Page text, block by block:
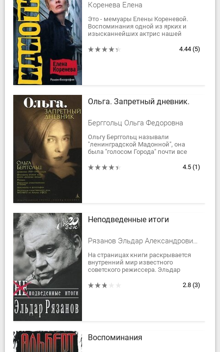
Коренева Елена
Это - мемуары Елены Кореневой.
Воспоминания одной из ярких и
изысканнейших актрис нашей
остроумные - и по-хорошему
4.44 (5)
Ольга. Запретный дневник.
Берггольц Ольга Федоровна
Ольгу Берггольц называли
"ленинградской Мадонной", она
была "голосом Города" почти все
истории Ленинградской эпопеи она
4.5 (1)
Неподведенные итоги
Рязанов Эльдар Александрович, Эмиль Брагинский и Эльдар Рязанов
На страницах книги раскрывается
внутренний мир известного
советского режиссера. Эльдар
комедийного жанра, поднимает2.8 (3)
Воспоминания